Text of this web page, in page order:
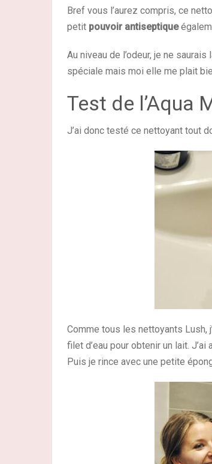
Bref vous l’aurez compris, ce
petit pouvoir antiseptique
Au niveau de l’odeur, je ne
spéciale mais moi elle me plait
Test de l’Aqua
J’ai donc testé ce nettoyant tout
Comme tous les nettoyants Lush,
filet d’eau pour obtenir un lait.
Puis je rince avec une petite